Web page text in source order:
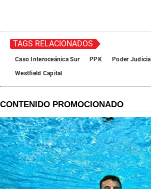
TAGS RELACIONADOS
Caso Interoceánica Sur PPK
Poder Judicial
Westfield Capital